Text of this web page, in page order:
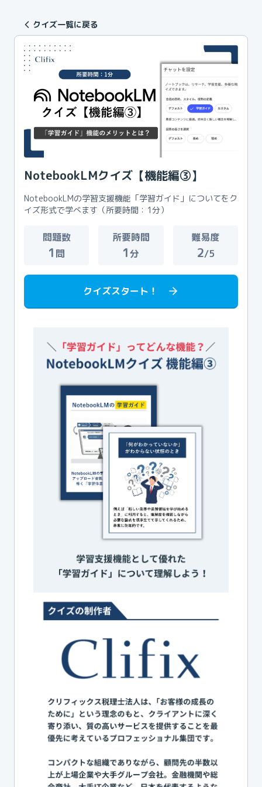
クイズ一覧に戻る
NotebookLMクイズ【機能編③】
NotebookLMの学習支援機能「学習ガイド」についてをク
イズ形式で学べます（所要時間：1分）
問題数
1 問
所要時間
1分
難易度
2/5
クイズスタート！